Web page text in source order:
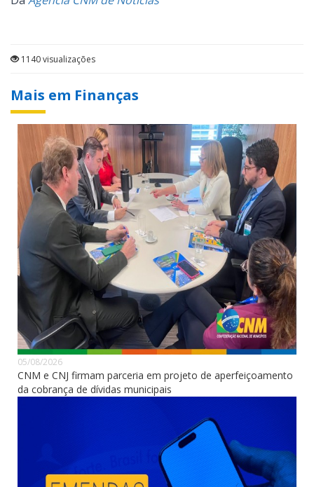
1140 visualizações
Mais em Finanças
05/08/2026
CNM e CNJ firmam parceria em projeto de aperfeiçoamento
da cobrança de dívidas municipais